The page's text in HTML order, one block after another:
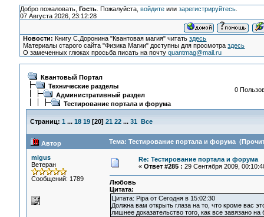
Добро пожаловать, Гость. Пожалуйста, войдитеили зарегистрируйтесь.
07 Августа 2026, 23:12:28
Новости: Книгу С.Доронина "Квантовая магия" читатьздесь
Материалы старого сайта "Физика Магии" доступны для просмотраздесь
О замеченных глюках просьба писать на почтуquantmag@mail.ru
Квантовый Портал
Технические разделы
Административный раздел
Тестирование портала и форума
0
Страниц: 1 ... 18 19[20] 21 22 ... 31 Все
Автор Тема: Тестирование портала и форума
migus
Ветеран
Сообщений: 1789
Re: Тестирование портала и форума
« Ответ #285 : 29 Сентября 2009,
Любовь
Цитата:
Цитата: Pipa от Сегодня в 15:02:30
Должна вам открыть глаза на то, что кроме вас
лишнее доказательство того, как все завязано